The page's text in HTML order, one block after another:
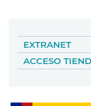
EXTRANET
ACCESO